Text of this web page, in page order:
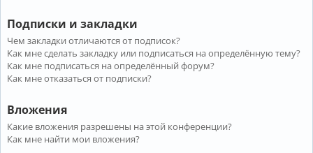
Подписки и закладки
Чем закладки отличаются от подписок?
Как мне сделать закладку или подписаться на определённую тему?
Как мне подписаться на определённый форум?
Как мне отказаться от подписки?
Вложения
Какие вложения разрешены на этой конференции?
Как мне найти мои вложения?